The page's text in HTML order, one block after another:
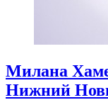
Милана
Нижний